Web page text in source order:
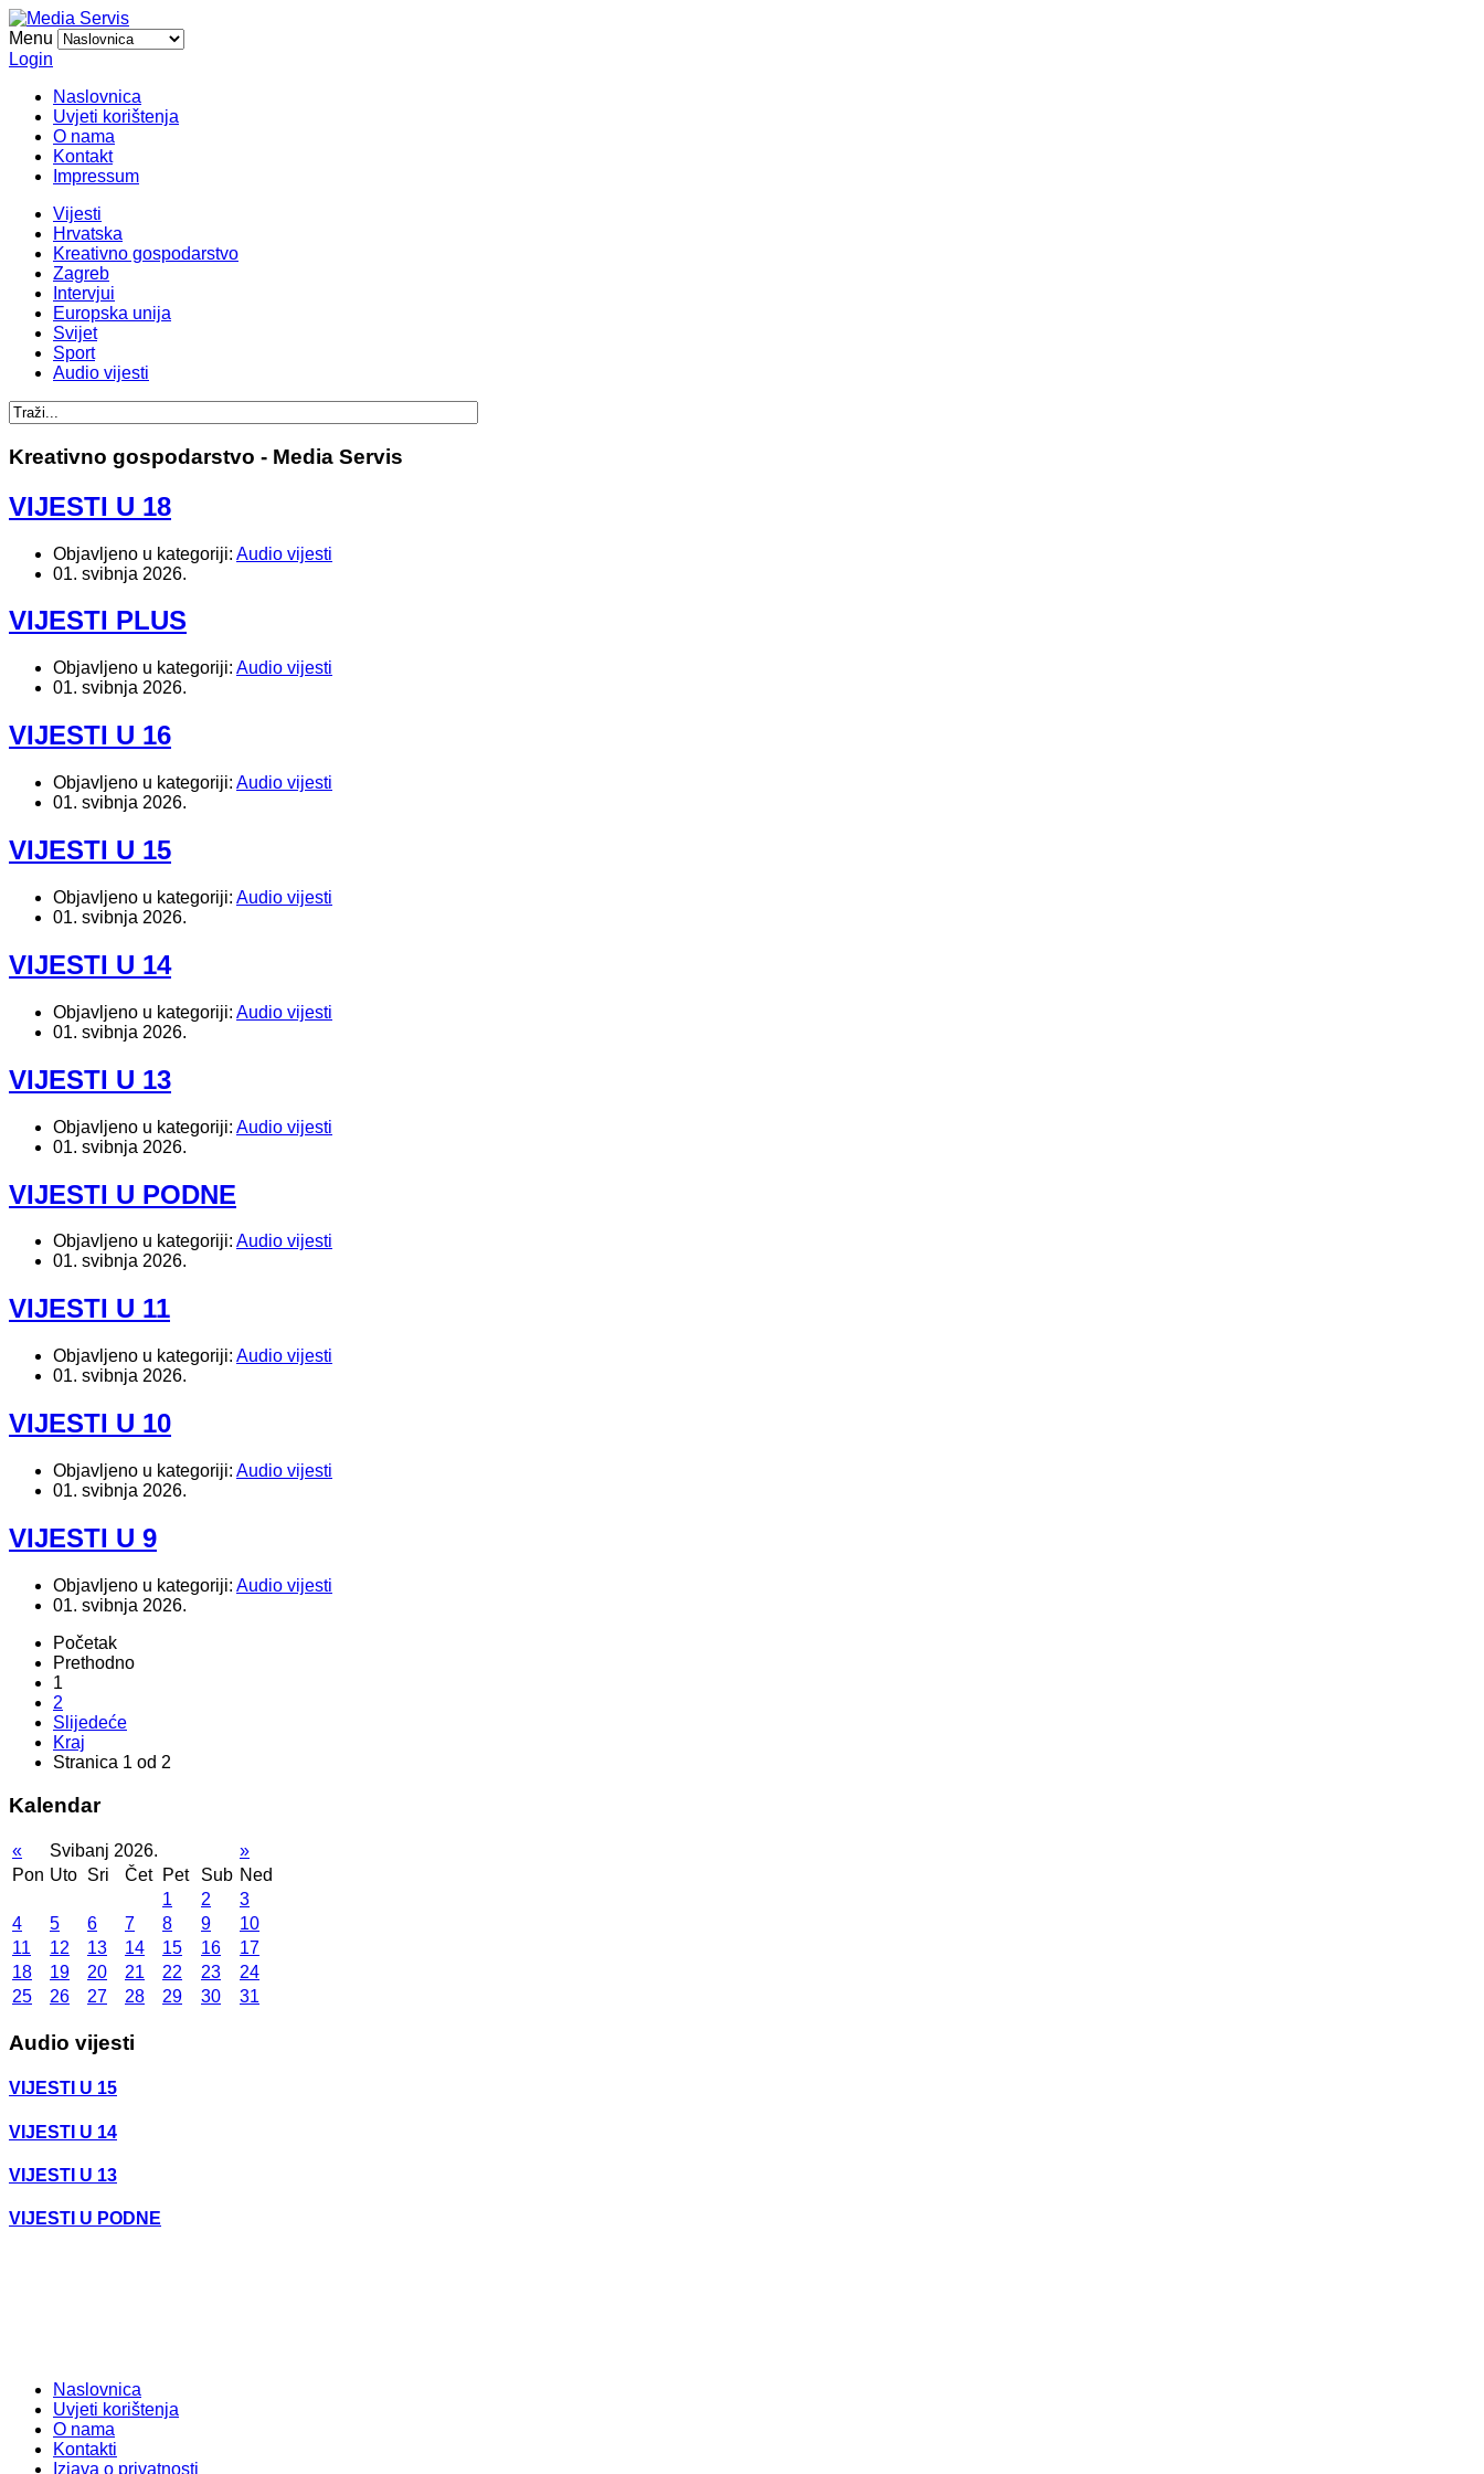
Menu
Login
Naslovnica
Uvjeti korištenja
O nama
Kontakt
Impressum
Vijesti
Hrvatska
Kreativno gospodarstvo
Zagreb
Intervjui
Europska unija
Svijet
Sport
Audio vijesti
Kreativno gospodarstvo - Media Servis
VIJESTI U 18
Objavljeno u kategoriji: Audio vijesti
01. svibnja 2026.
VIJESTI PLUS
Objavljeno u kategoriji: Audio vijesti
01. svibnja 2026.
VIJESTI U 16
Objavljeno u kategoriji: Audio vijesti
01. svibnja 2026.
VIJESTI U 15
Objavljeno u kategoriji: Audio vijesti
01. svibnja 2026.
VIJESTI U 14
Objavljeno u kategoriji: Audio vijesti
01. svibnja 2026.
VIJESTI U 13
Objavljeno u kategoriji: Audio vijesti
01. svibnja 2026.
VIJESTI U PODNE
Objavljeno u kategoriji: Audio vijesti
01. svibnja 2026.
VIJESTI U 11
Objavljeno u kategoriji: Audio vijesti
01. svibnja 2026.
VIJESTI U 10
Objavljeno u kategoriji: Audio vijesti
01. svibnja 2026.
VIJESTI U 9
Objavljeno u kategoriji: Audio vijesti
01. svibnja 2026.
Početak
Prethodno
1
2
Slijedeće
Kraj
Stranica 1 od 2
Kalendar
« Svibanj 2026.
»
Pon Uto Sri Čet Pet Sub Ned
1
2
3
4
5 6 7 8 9
10
11
12 13 14 15 16
17
18
19 20 21 22 23
24
25
26 27 28 29 30 31
Audio vijesti
VIJESTI U 15
VIJESTI U 14
VIJESTI U 13
VIJESTI U PODNE
Naslovnica
Uvjeti korištenja
O nama
Kontakti
Izjava o privatnosti